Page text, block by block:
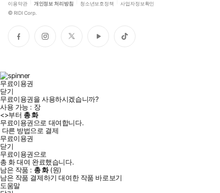
이용약관 개인정보 처리방침 청소년보호정책 사업자정보확인
© RIDI Corp.
페
이
인
스
트
위
유
튜
틱
톡
무료이용권
닫기
무료이용권을 사용하시겠습니까?
사용 가능 : 장
<>부터 총화
무료이용권으로 대여합니다.
다른 방법으로 결제
무료이용권
닫기
무료이용권으로
총 화대여 완료했습니다.
남은 작품 : 총화(원)
남은 작품 결제하기 대여한 작품 바로보기
도움말